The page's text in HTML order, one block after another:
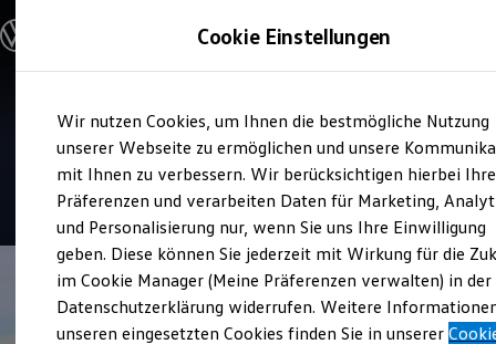
Hauptinhalt
springen
Footer
springen
Modelle und Konfigurator
Modelle vergleichen
Elektroautos
ENERGY Sondermodelle
Nutzfahrzeuge
SUV und CUV
Familienautos
Kombis
Kompaktwagen
Sportwagen
Schnell verfügbare Fahrzeuge
Angebote und Produkte
Aktuelle Angebote
Service
Autowelt Peter
4.6| 27 Bewertungen
Cookie Einstellungen
Wir nutzen Cookies, um Ihnen die bestmögliche Nutzung
unserer Webseite zu ermöglichen und unsere
mit Ihnen zu verbessern. Wir berücksichtigen hierbei Ihre
Präferenzen und verarbeiten Daten für Marketing,
und Personalisierung nur, wenn Sie uns Ihre Einwilligung
geben. Diese können Sie jederzeit mit Wirkung für die
im Cookie Manager (Meine Präferenzen verwalten) in der
Datenschutzerklärung widerrufen. Weitere
unseren eingesetzten Cookies finden Sie in unserer